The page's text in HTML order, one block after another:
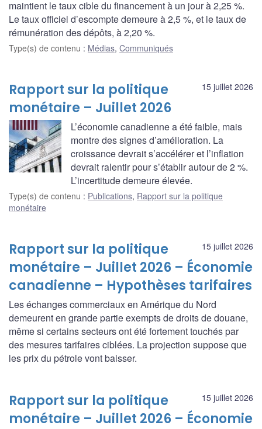
maintient le taux cible du financement à un jour à 2,25 %.
Le taux officiel d’escompte demeure à 2,5 %, et le taux de
rémunération des dépôts, à 2,20 %.
Type(s) de contenu : Médias, Communiqués
15 juillet 2026
Rapport sur la politique
monétaire – Juillet 2026
L’économie canadienne a été faible, mais
montre des signes d’amélioration. La
croissance devrait s’accélérer et l’inflation
devrait ralentir pour s’établir autour de 2 %.
L’incertitude demeure élevée.
Type(s) de contenu : Publications, Rapport sur la politique
monétaire
15 juillet 2026
Rapport sur la politique
monétaire – Juillet 2026 – Économie
canadienne – Hypothèses tarifaires
Les échanges commerciaux en Amérique du Nord
demeurent en grande partie exempts de droits de douane,
même si certains secteurs ont été fortement touchés par
des mesures tarifaires ciblées. La projection suppose que
les prix du pétrole vont baisser.
15 juillet 2026
Rapport sur la politique
monétaire – Juillet 2026 – Économie